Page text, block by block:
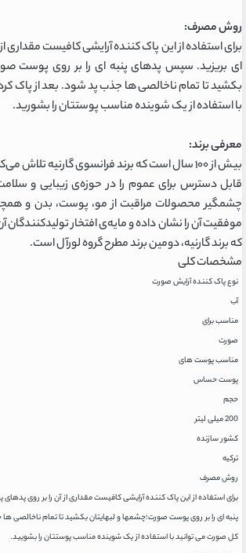
روش مصرف:
برای استفاده از این پاک کننده آرایشی کافیست مقداری
ای بریزید. سپس پدهای پنبه ای را بر روی پوست
بکشید تا تمام ناخالصی ها جذب پد شود. بعد از پاک
با استفاده از یک شوینده مناسب پوستتان را بشورید.
معرفی برند:
بیش از ۱۰۰ سال است که برند فرانسوی گارنیه
قابل دسترس برای عموم را در حوزه‌ی زیبایی و
چشمگیر محصولات مراقبت از مو، پوست، بدن و
موفقیت آن را نشان داده و مایه‌ی افتخار
که برند گارنیه، دومین برند مطرح گروه لورآل است.
مشخصات کلی
نوع پاک کننده آرایش صورت
آب
مناسب برای
صورت
مناسب پوست های
پوست حساس
حجم
200 میلی لیتر
کشور سازنده
ترکیه
روش مصرف
برای استفاده از این پاک کننده آرایشی کافیست مقداری از آن را بر روی
پنبه ای را بر روی پوست صورت؛چشمها و لبهایتان بکشید تا تمام ناخالصی
کل صورت می توانید با استفاده از یک شوینده مناسب پوستتان را بشویید.